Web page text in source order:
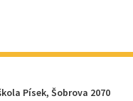
Písek, Šobrova 2070